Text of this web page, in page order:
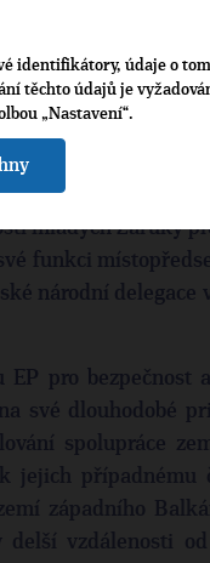
a vzdělávání
se dlouhodobě
národního
že z pozice
ke zvýšení
Erasmus
mladých Záruky
funkci
národní delegace
EP pro bezpečnost
své dlouhodobé
spolupráce
jejich případnému
západního
delší vzdálenosti
identifikátory, údaje o
těchto údajů je
„Nastavení“.